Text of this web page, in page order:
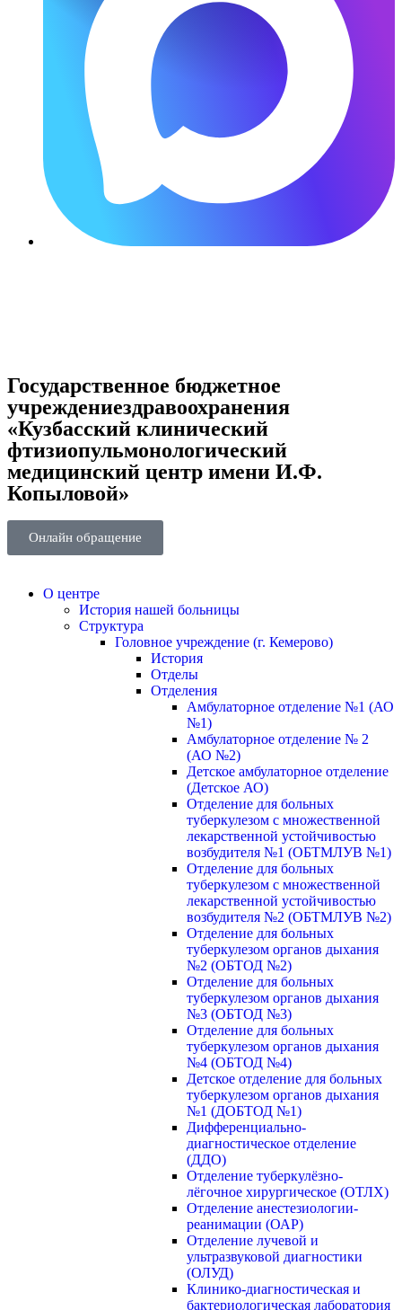
Государственное бюджетное
учреждениездравоохранения
«Кузбасский клинический
фтизиопульмонологический
медицинский центр имени И.Ф.
Копыловой»
Онлайн обращение
О центре
История нашей больницы
Структура
Головное учреждение (г. Кемерово)
История
Отделы
Отделения
Амбулаторное отделение №1 (АО
№1)
Амбулаторное отделение № 2
(АО №2)
Детское амбулаторное отделение
(Детское АО)
Отделение для больных
туберкулезом с множественной
лекарственной устойчивостью
возбудителя №1 (ОБТМЛУВ №1)
Отделение для больных
туберкулезом с множественной
лекарственной устойчивостью
возбудителя №2 (ОБТМЛУВ №2)
Отделение для больных
туберкулезом органов дыхания
№2 (ОБТОД №2)
Отделение для больных
туберкулезом органов дыхания
№3 (ОБТОД №3)
Отделение для больных
туберкулезом органов дыхания
№4 (ОБТОД №4)
Детское отделение для больных
туберкулезом органов дыхания
№1 (ДОБТОД №1)
Дифференциально-
диагностическое отделение
(ДДО)
Отделение туберкулёзно-
лёгочное хирургическое (ОТЛХ)
Отделение анестезиологии-
реанимации (ОАР)
Отделение лучевой и
ультразвуковой диагностики
(ОЛУД)
Клинико-диагностическая и
бактериологическая лаборатория